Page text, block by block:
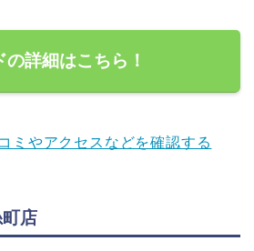
の詳細はこちら！
ミやアクセスなどを確認する
店